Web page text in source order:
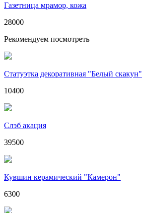
Газетница мрамор, кожа
28000
Рекомендуем посмотреть
Статуэтка декоративная "Белый скакун"
10400
Слэб акация
39500
Кувшин керамический "Камерон"
6300